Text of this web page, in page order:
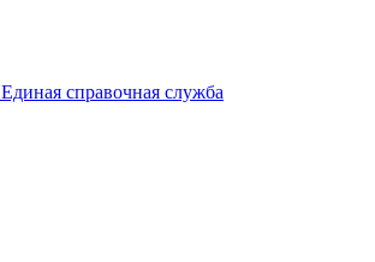
Единая справочная служба